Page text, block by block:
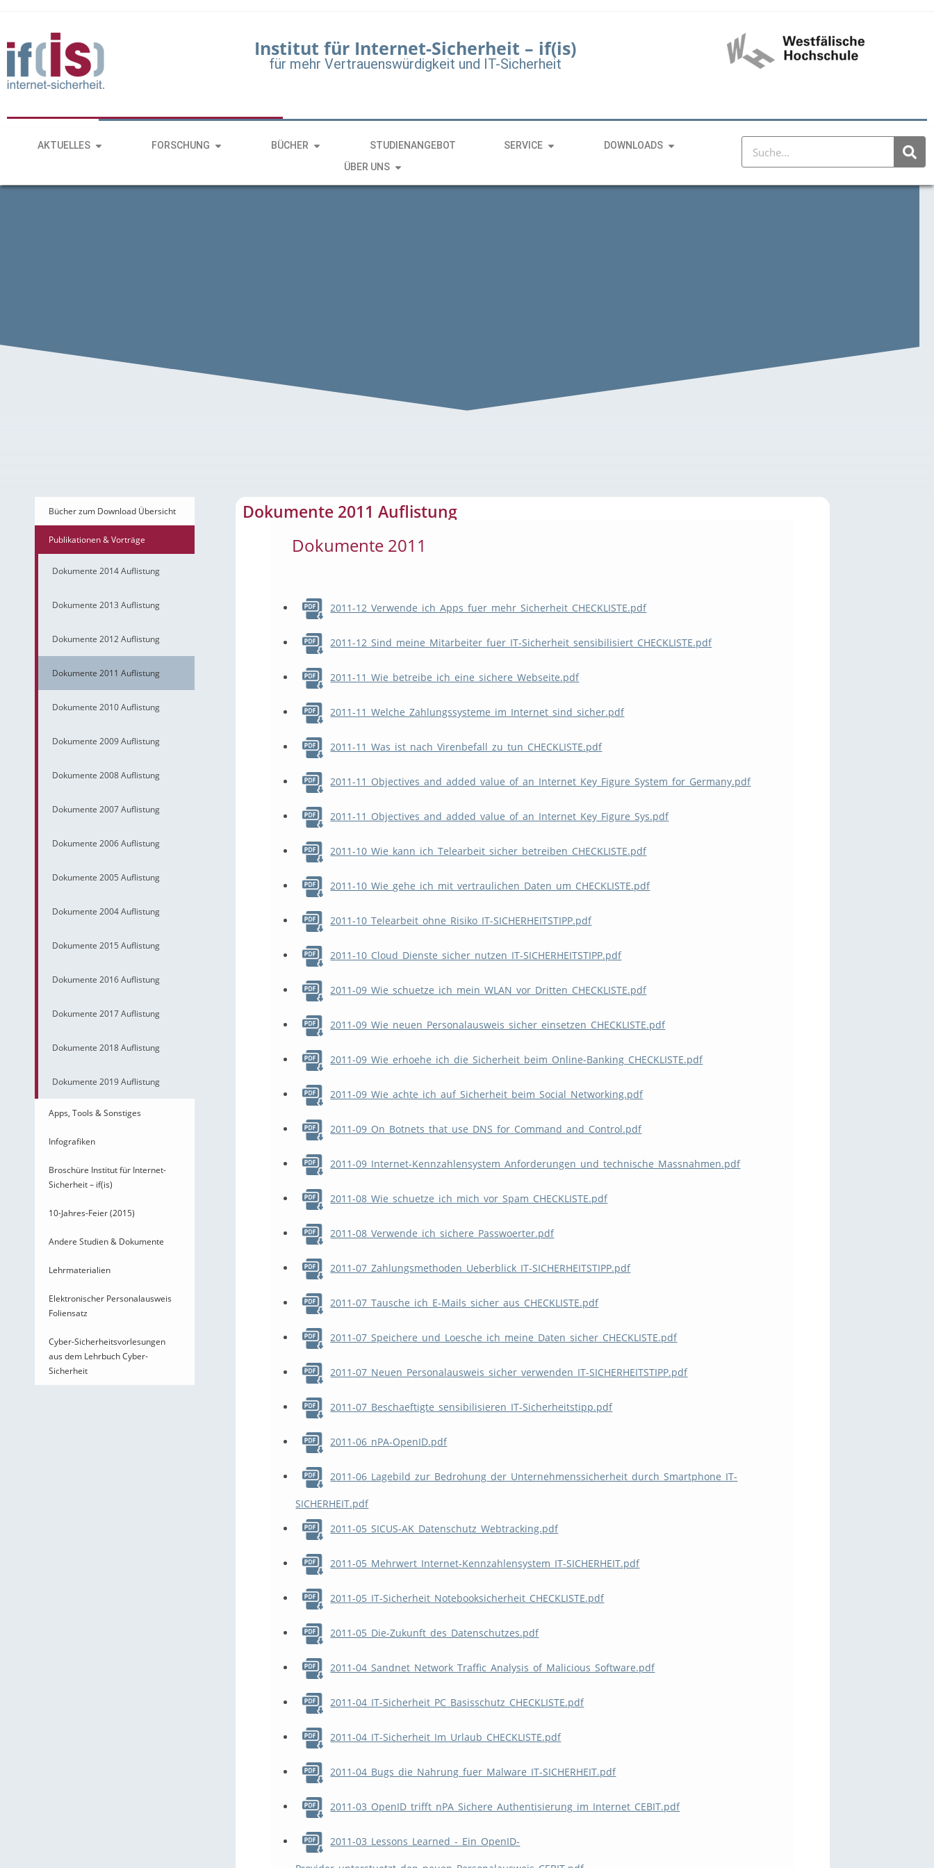
Institut für Internet-Sicherheit – if(is)
für mehr Vertrauenswürdigkeit und IT-Sicherheit
AKTUELLES FORSCHUNG BÜCHER STUDIENANGEBOT SERVICE
DOWNLOADS
ÜBER UNS
Bücher zum Download Übersicht
Publikationen & Vorträge
Dokumente 2014 Auflistung
Dokumente 2013 Auflistung
Dokumente 2012 Auflistung
Dokumente 2011 Auflistung
Dokumente 2010 Auflistung
Dokumente 2009 Auflistung
Dokumente 2008 Auflistung
Dokumente 2007 Auflistung
Dokumente 2006 Auflistung
Dokumente 2005 Auflistung
Dokumente 2004 Auflistung
Dokumente 2015 Auflistung
Dokumente 2016 Auflistung
Dokumente 2017 Auflistung
Dokumente 2018 Auflistung
Dokumente 2019 Auflistung
Apps, Tools & Sonstiges
Infografiken
Broschüre Institut für Internet-
Sicherheit – if(is)
10-Jahres-Feier (2015)
Andere Studien & Dokumente
Lehrmaterialien
Elektronischer Personalausweis
Foliensatz
Cyber-Sicherheitsvorlesungen
aus dem Lehrbuch Cyber-
Sicherheit
Dokumente 2011 Auflistung
Dokumente 2011
2011-12_Verwende_ich_Apps_fuer_mehr_Sicherheit_CHECKLISTE.pdf
2011-12_Sind_meine_Mitarbeiter_fuer_IT-Sicherheit_sensibilisiert_CHECKLISTE.pdf
2011-11_Wie_betreibe_ich_eine_sichere_Webseite.pdf
2011-11_Welche_Zahlungssysteme_im_Internet_sind_sicher.pdf
2011-11_Was_ist_nach_Virenbefall_zu_tun_CHECKLISTE.pdf
2011-11_Objectives_and_added_value_of_an_Internet_Key_Figure_System_for_Germany.pdf
2011-11_Objectives_and_added_value_of_an_Internet_Key_Figure_Sys.pdf
2011-10_Wie_kann_ich_Telearbeit_sicher_betreiben_CHECKLISTE.pdf
2011-10_Wie_gehe_ich_mit_vertraulichen_Daten_um_CHECKLISTE.pdf
2011-10_Telearbeit_ohne_Risiko_IT-SICHERHEITSTIPP.pdf
2011-10_Cloud_Dienste_sicher_nutzen_IT-SICHERHEITSTIPP.pdf
2011-09_Wie_schuetze_ich_mein_WLAN_vor_Dritten_CHECKLISTE.pdf
2011-09_Wie_neuen_Personalausweis_sicher_einsetzen_CHECKLISTE.pdf
2011-09_Wie_erhoehe_ich_die_Sicherheit_beim_Online-Banking_CHECKLISTE.pdf
2011-09_Wie_achte_ich_auf_Sicherheit_beim_Social_Networking.pdf
2011-09_On_Botnets_that_use_DNS_for_Command_and_Control.pdf
2011-09_Internet-Kennzahlensystem_Anforderungen_und_technische_Massnahmen.pdf
2011-08_Wie_schuetze_ich_mich_vor_Spam_CHECKLISTE.pdf
2011-08_Verwende_ich_sichere_Passwoerter.pdf
2011-07_Zahlungsmethoden_Ueberblick_IT-SICHERHEITSTIPP.pdf
2011-07_Tausche_ich_E-Mails_sicher_aus_CHECKLISTE.pdf
2011-07_Speichere_und_Loesche_ich_meine_Daten_sicher_CHECKLISTE.pdf
2011-07_Neuen_Personalausweis_sicher_verwenden_IT-SICHERHEITSTIPP.pdf
2011-07_Beschaeftigte_sensibilisieren_IT-Sicherheitstipp.pdf
2011-06_nPA-OpenID.pdf
2011-06_Lagebild_zur_Bedrohung_der_Unternehmenssicherheit_durch_Smartphone_IT-
SICHERHEIT.pdf
2011-05_SICUS-AK_Datenschutz_Webtracking.pdf
2011-05_Mehrwert_Internet-Kennzahlensystem_IT-SICHERHEIT.pdf
2011-05_IT-Sicherheit_Notebooksicherheit_CHECKLISTE.pdf
2011-05_Die-Zukunft_des_Datenschutzes.pdf
2011-04_Sandnet_Network_Traffic_Analysis_of_Malicious_Software.pdf
2011-04_IT-Sicherheit_PC_Basisschutz_CHECKLISTE.pdf
2011-04_IT-Sicherheit_Im_Urlaub_CHECKLISTE.pdf
2011-04_Bugs_die_Nahrung_fuer_Malware_IT-SICHERHEIT.pdf
2011-03_OpenID_trifft_nPA_Sichere_Authentisierung_im_Internet_CEBIT.pdf
2011-03_Lessons_Learned_-_Ein_OpenID-